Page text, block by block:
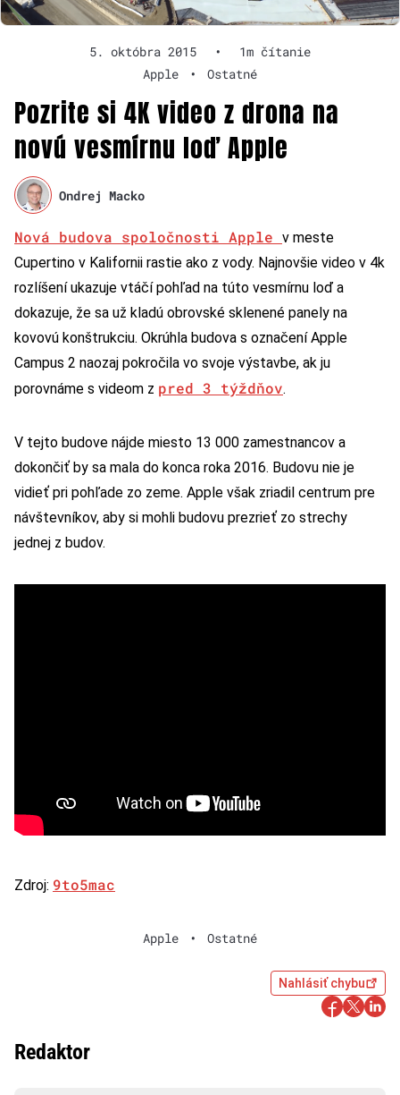
5. októbra 2015 •
1m čítanie
Apple
• Ostatné
Pozrite si 4K video z drona na
novú vesmírnu loď Apple
Ondrej Macko
Nová budova spoločnosti Apple v meste
Cupertino v Kalifornii rastie ako z vody. Najnovšie video v 4k
rozlíšení ukazuje vtáčí pohľad na túto vesmírnu loď a
dokazuje, že sa už kladú obrovské sklenené panely na
kovovú konštrukciu. Okrúhla budova s označení Apple
Campus 2 naozaj pokročila vo svoje výstavbe, ak ju
porovnáme s videom z pred 3 týždňov.
V tejto budove nájde miesto 13 000 zamestnancov a
dokončiť by sa mala do konca roka 2016. Budovu nie je
vidieť pri pohľade zo zeme. Apple však zriadil centrum pre
návštevníkov, aby si mohli budovu prezrieť zo strechy
jednej z budov.
Zdroj: 9to5mac
Apple • Ostatné
Nahlásiť chybu
Redaktor